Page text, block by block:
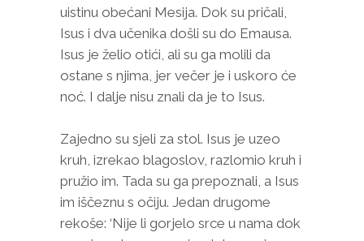
uistinu obećani Mesija. Dok su pričali,
Isus i dva učenika došli su do Emausa.
Isus je želio otići, ali su ga molili da
ostane s njima, jer večer je i uskoro će
noć. I dalje nisu znali da je to Isus.
Zajedno su sjeli za stol. Isus je uzeo
kruh, izrekao blagoslov, razlomio kruh i
pružio im. Tada su ga prepoznali, a Isus
im iščeznu s očiju. Jedan drugome
rekoše: ‘Nije li gorjelo srce u nama dok